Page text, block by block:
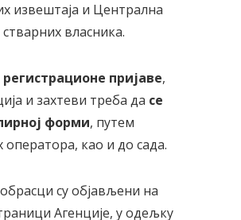
извештаја и Централна
власника.
пријаве,
и захтеви треба да се
форми, путем
оператора, као и до сада.
су објављени на
Агенције, у одељку